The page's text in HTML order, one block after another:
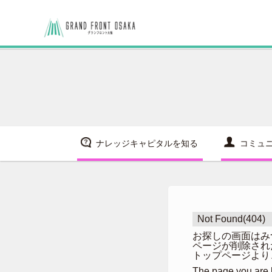
ナレッジキャピタルを知る コミュ
Not Found(404)
お探しの画面は
ページが削除さ
トップページよ